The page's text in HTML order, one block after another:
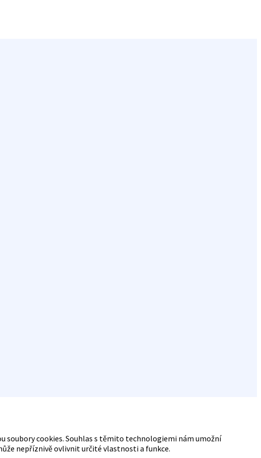
soubory cookies. Souhlas s těmito technologiemi nám umožní
nepříznivě ovlivnit určité vlastnosti a funkce.